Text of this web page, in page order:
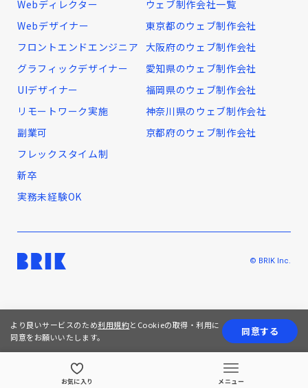
お気に入り メニュー
Webディレクター
Webデザイナー
フロントエンドエンジニア
グラフィックデザイナー
UIデザイナー
リモートワーク実施
副業可
フレックスタイム制
新卒
実務未経験OK
ウェブ制作会社一覧
東京都のウェブ制作会社
大阪府のウェブ制作会社
愛知県のウェブ制作会社
福岡県のウェブ制作会社
神奈川県のウェブ制作会社
京都府のウェブ制作会社
© BRIK Inc.
より良いサービスのため利用規約とCookieの取得・利用に
同意をお願いいたします。
同意する